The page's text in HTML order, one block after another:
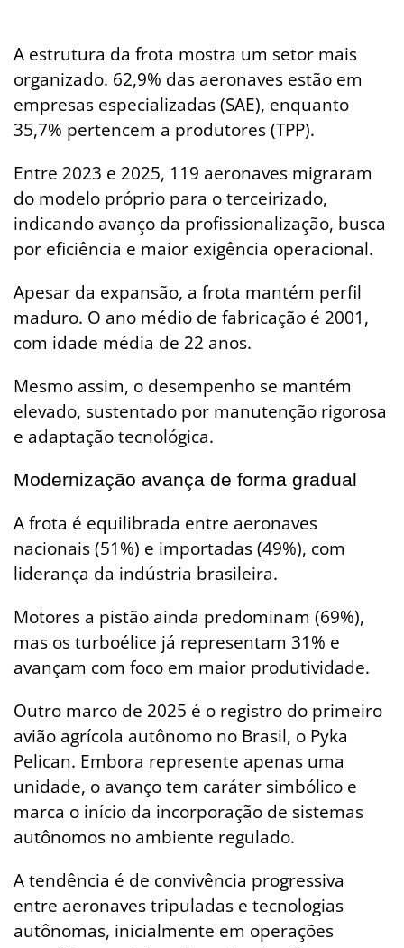
A estrutura da frota mostra um setor mais
organizado. 62,9% das aeronaves estão em
empresas especializadas (SAE), enquanto
35,7% pertencem a produtores (TPP).
Entre 2023 e 2025, 119 aeronaves migraram
do modelo próprio para o terceirizado,
indicando avanço da profissionalização, busca
por eficiência e maior exigência operacional.
Apesar da expansão, a frota mantém perfil
maduro. O ano médio de fabricação é 2001,
com idade média de 22 anos.
Mesmo assim, o desempenho se mantém
elevado, sustentado por manutenção rigorosa
e adaptação tecnológica.
Modernização avança de forma gradual
A frota é equilibrada entre aeronaves
nacionais (51%) e importadas (49%), com
liderança da indústria brasileira.
Motores a pistão ainda predominam (69%),
mas os turboélice já representam 31% e
avançam com foco em maior produtividade.
Outro marco de 2025 é o registro do primeiro
avião agrícola autônomo no Brasil, o Pyka
Pelican. Embora represente apenas uma
unidade, o avanço tem caráter simbólico e
marca o início da incorporação de sistemas
autônomos no ambiente regulado.
A tendência é de convivência progressiva
entre aeronaves tripuladas e tecnologias
autônomas, inicialmente em operações